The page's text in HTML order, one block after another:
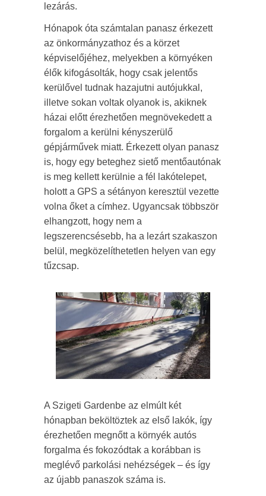
lezárás.
Hónapok óta számtalan panasz érkezett
az önkormányzathoz és a körzet
képviselőjéhez, melyekben a környéken
élők kifogásolták, hogy csak jelentős
kerülővel tudnak hazajutni autójukkal,
illetve sokan voltak olyanok is, akiknek
házai előtt érezhetően megnövekedett a
forgalom a kerülni kényszerülő
gépjárművek miatt. Érkezett olyan panasz
is, hogy egy beteghez siető mentőautónak
is meg kellett kerülnie a fél lakótelepet,
holott a GPS a sétányon keresztül vezette
volna őket a címhez. Ugyancsak többször
elhangzott, hogy nem a
legszerencsésebb, ha a lezárt szakaszon
belül, megközelíthetetlen helyen van egy
tűzcsap.
A Szigeti Gardenbe az elmúlt két
hónapban beköltöztek az első lakók, így
érezhetően megnőtt a környék autós
forgalma és fokozódtak a korábban is
meglévő parkolási nehézségek – és így
az újabb panaszok száma is.